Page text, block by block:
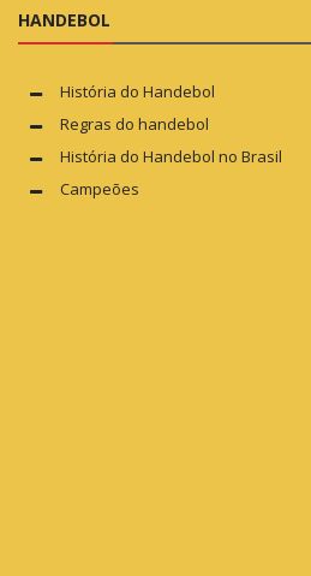
HANDEBOL
História do Handebol
Regras do handebol
História do Handebol no Brasil
Campeões